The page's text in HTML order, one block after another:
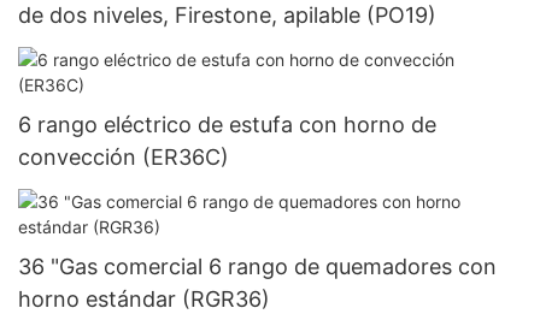
de dos niveles, Firestone, apilable (PO19)
6 rango eléctrico de estufa con horno de
convección (ER36C)
36 "Gas comercial 6 rango de quemadores con
horno estándar (RGR36)